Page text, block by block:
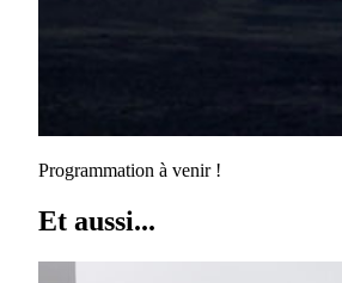
Programmation à venir !
Et aussi...